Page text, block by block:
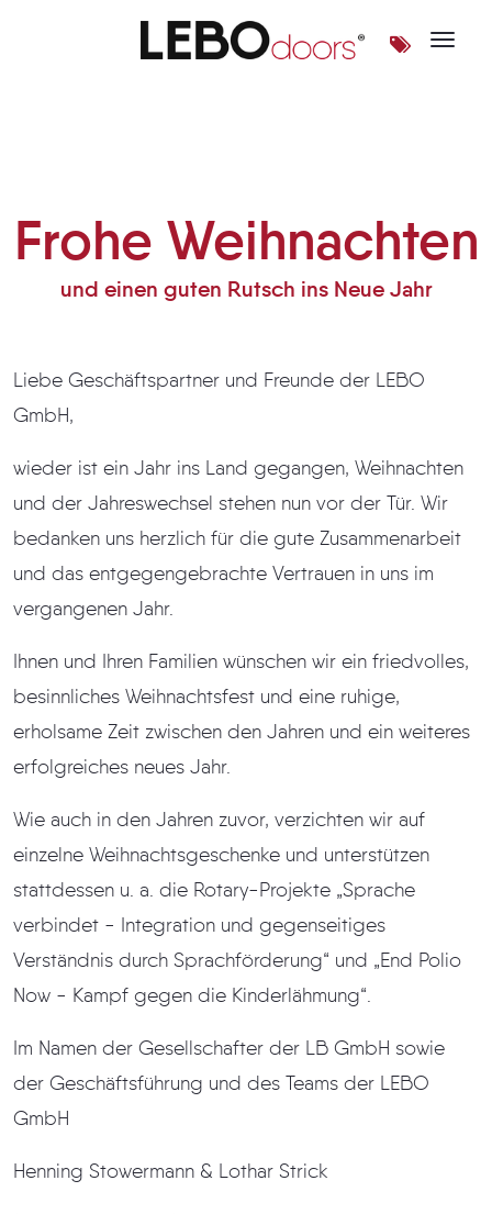
Toggle
Frohe Weihnachten
und einen guten Rutsch ins Neue Jahr
Liebe Geschäftspartner und Freunde der LEBO
GmbH,
wieder ist ein Jahr ins Land gegangen, Weihnachten
und der Jahreswechsel stehen nun vor der Tür. Wir
bedanken uns herzlich für die gute Zusammenarbeit
und das entgegengebrachte Vertrauen in uns im
vergangenen Jahr.
Ihnen und Ihren Familien wünschen wir ein friedvolles,
besinnliches Weihnachtsfest und eine ruhige,
erholsame Zeit zwischen den Jahren und ein weiteres
erfolgreiches neues Jahr.
Wie auch in den Jahren zuvor, verzichten wir auf
einzelne Weihnachtsgeschenke und unterstützen
stattdessen u. a. die Rotary-Projekte „Sprache
verbindet - Integration und gegenseitiges
Verständnis durch Sprachförderung“ und „End Polio
Now - Kampf gegen die Kinderlähmung“.
Im Namen der Gesellschafter der LB GmbH sowie
der Geschäftsführung und des Teams der LEBO
GmbH
Henning Stowermann & Lothar Strick